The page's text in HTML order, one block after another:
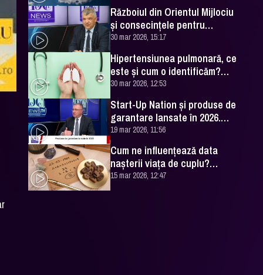
Războiul din Orientul Mijlociu
și consecințele pentru
România. Excelența Sa Ovidiu
Dranga, interviu
30 mar 2026, 15:17
Hipertensiunea pulmonară, ce
este și cum o identificăm?
Explicațiile unui medic
specialist
30 mar 2026, 12:53
Start-Up Nation și produse de
garantare lansate în 2026.
Cătălin Leonte (FNGCIMM), la
DC News
19 mar 2026, 11:56
Cum ne influențează data
nașterii viața de cuplu?
Numerologul Romeo Popescu
are explicațiile
15 mar 2026, 12:47